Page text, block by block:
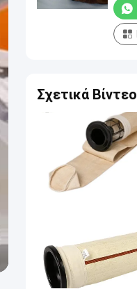
Σχετικά Βίντεο